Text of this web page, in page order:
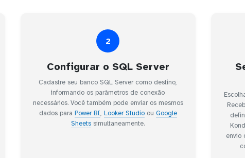
2
Configurar o SQL Server
Cadastre seu banco SQL Server como destino,
informando os parâmetros de conexão
necessários. Você também pode enviar os mesmos
dados para Power BI, Looker Studioou Google
Sheets simultaneamente.
envio